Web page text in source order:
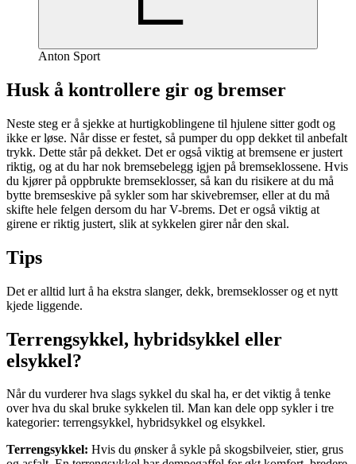
Anton Sport
Husk å kontrollere gir og bremser
Neste steg er å sjekke at hurtigkoblingene til hjulene sitter godt og
ikke er løse. Når disse er festet, så pumper du opp dekket til anbefalt
trykk. Dette står på dekket. Det er også viktig at bremsene er justert
riktig, og at du har nok bremsebelegg igjen på bremseklossene. Hvis
du kjører på oppbrukte bremseklosser, så kan du risikere at du må
bytte bremseskive på sykler som har skivebremser, eller at du må
skifte hele felgen dersom du har V-brems. Det er også viktig at
girene er riktig justert, slik at sykkelen girer når den skal.
Tips
Det er alltid lurt å ha ekstra slanger, dekk, bremseklosser og et nytt
kjede liggende.
Terrengsykkel, hybridsykkel eller
elsykkel?
Når du vurderer hva slags sykkel du skal ha, er det viktig å tenke
over hva du skal bruke sykkelen til. Man kan dele opp sykler i tre
kategorier: terrengsykkel, hybridsykkel og elsykkel.
Terrengsykkel: Hvis du ønsker å sykle på skogsbilveier, stier, grus